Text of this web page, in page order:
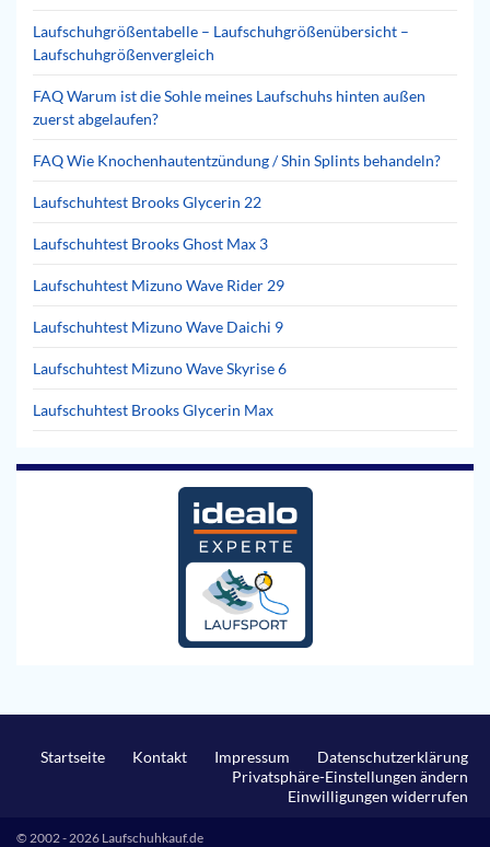
Laufschuhgrößentabelle – Laufschuhgrößenübersicht –
Laufschuhgrößenvergleich
FAQ Warum ist die Sohle meines Laufschuhs hinten außen
zuerst abgelaufen?
FAQ Wie Knochenhautentzündung / Shin Splints behandeln?
Laufschuhtest Brooks Glycerin 22
Laufschuhtest Brooks Ghost Max 3
Laufschuhtest Mizuno Wave Rider 29
Laufschuhtest Mizuno Wave Daichi 9
Laufschuhtest Mizuno Wave Skyrise 6
Laufschuhtest Brooks Glycerin Max
Startseite Kontakt Impressum
Datenschutzerklärung
Privatsphäre-Einstellungen ändern
Einwilligungen widerrufen
© 2002 - 2026 Laufschuhkauf.de